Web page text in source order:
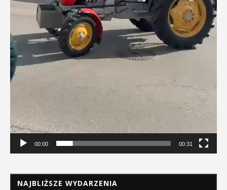
00:00 00:31
NAJBLIŻSZE WYDARZENIA